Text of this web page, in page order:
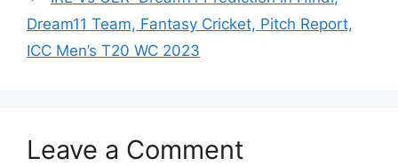
Dream11 Team, Fantasy Cricket, Pitch Report,
ICC Men’s T20 WC 2023
Leave a Comment